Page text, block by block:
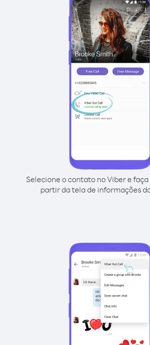
Selecione o contato no Viber e
partir da tela de informações